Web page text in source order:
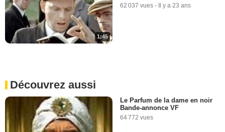
1:45
62 037 vues - Il y a 23 ans
Découvrez aussi
Le Parfum de la dame en noir
Bande-annonce VF
64 772 vues